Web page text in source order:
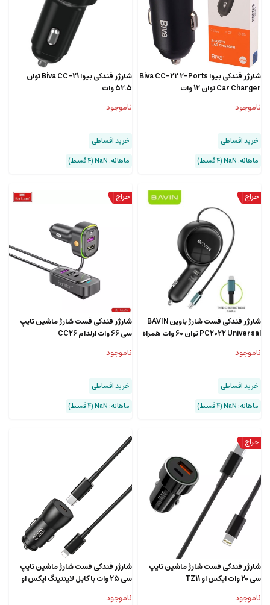
شارژر فندکی بیوا Biva CC-22 2-Ports
Car Charger توان 12 وات
ناموجود
خرید اقساطی
ماهانه: NaN (۴ قسط)
شارژر فندکی بیوا Biva CC-21 توان
52.5 وات
ناموجود
خرید اقساطی
ماهانه: NaN (۴ قسط)
شارژر فندکی فست شارژ باوین BAVIN
PC2022 Universal توان 60 وات همراه
ناموجود
خرید اقساطی
ماهانه: NaN (۴ قسط)
شارژر فندکی فست شارژ ماشین تایپ
سی 66 وات ارلدام CC26
ناموجود
خرید اقساطی
ماهانه: NaN (۴ قسط)
شارژر فندکی فست شارژ ماشین تایپ
سی 20 وات ایکس او TZ11
ناموجود
شارژر فندکی فست شارژ ماشین تایپ
سی 25 وات با کابل لایتنینگ ایکس او
ناموجود